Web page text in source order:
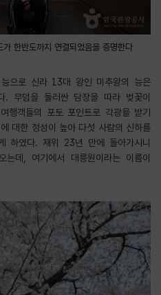
한반도까지 연결되었음을 증명한다
으로 신라 13대 왕인 미추왕의 능은
무덤을 둘러싼 담장을 따라 벚꽃이
행객들의 포토 포인트로 각광을 받기
대한 정성이 높아 다섯 사람의 신하를
하였다. 재위 23년 만에 돌아가시니
는데, 여기에서 대릉원이라는 이름이